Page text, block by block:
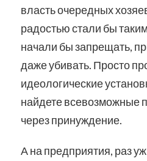
власть очередных
радостью стали бы
начали бы запрещать,
даже убивать. Просто
идеологические
найдете всевозможные
через принуждение.
А на предприятия, раз